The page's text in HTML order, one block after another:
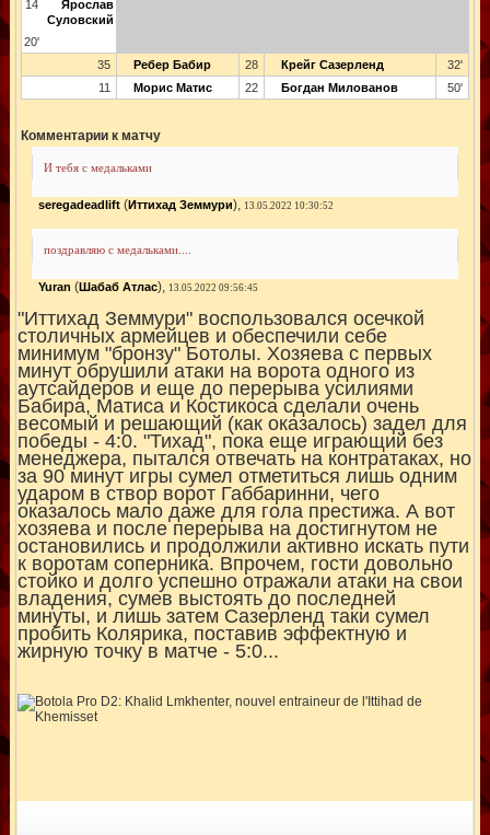
14
Ярослав
Суловский
20'
35
Ребер Бабир 28 Крейг Сазерленд
32'
11
Морис Матис 22 Богдан Милованов 50'
Комментарии к матчу
И тебя с медальками
seregadeadlift(Иттихад Земмури), 13.05.2022 10:30:52
поздравляю с медальками....
Yuran (Шабаб Атлас), 13.05.2022 09:56:45
"Иттихад Земмури" воспользовался осечкой
столичных армейцев и обеспечили себе
минимум "бронзу" Ботолы. Хозяева с первых
минут обрушили атаки на ворота одного из
аутсайдеров и еще до перерыва усилиями
Бабира, Матиса и Костикоса сделали очень
весомый и решающий (как оказалось) задел для
победы - 4:0. "Тихад", пока еще играющий без
менеджера, пытался отвечать на контратаках, но
за 90 минут игры сумел отметиться лишь одним
ударом в створ ворот Габбаринни, чего
оказалось мало даже для гола престижа. А вот
хозяева и после перерыва на достигнутом не
остановились и продолжили активно искать пути
к воротам соперника. Впрочем, гости довольно
стойко и долго успешно отражали атаки на свои
владения, сумев выстоять до последней
минуты, и лишь затем Сазерленд таки сумел
пробить Колярика, поставив эффектную и
жирную точку в матче - 5:0...